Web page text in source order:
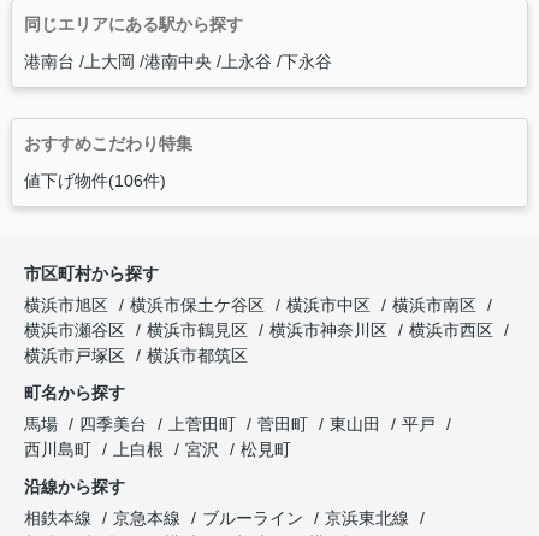
同じエリアにある駅から探す
港南台 上大岡 港南中央 上永谷 下永谷
おすすめこだわり特集
値下げ物件(106件)
市区町村から探す
横浜市旭区
横浜市保土ケ谷区 横浜市中区
横浜市南区
横浜市瀬谷区
横浜市鶴見区 横浜市神奈川区
横浜市西区
横浜市戸塚区
横浜市都筑区
町名から探す
馬場
四季美台 上菅田町 菅田町 東山田
平戸
西川島町
上白根 宮沢
松見町
沿線から探す
相鉄本線
京急本線 ブルーライン
京浜東北線